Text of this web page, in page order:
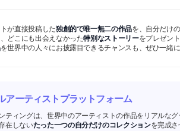
が直接投稿した独創的で唯一無二の作品を、自分だけ
どこにも出会えなかった特別なストーリーをプレゼン
を世界中の人々にお披露目できるチャンスも、ぜひ一緒
アーティストプラットフォーム
ティングは、世界中のアーティストの作品をリアルな
在しないたった一つの自分だけのコレクションを完成